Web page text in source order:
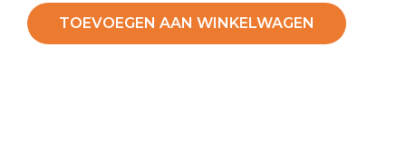
TOEVOEGEN AAN WINKELWAGEN